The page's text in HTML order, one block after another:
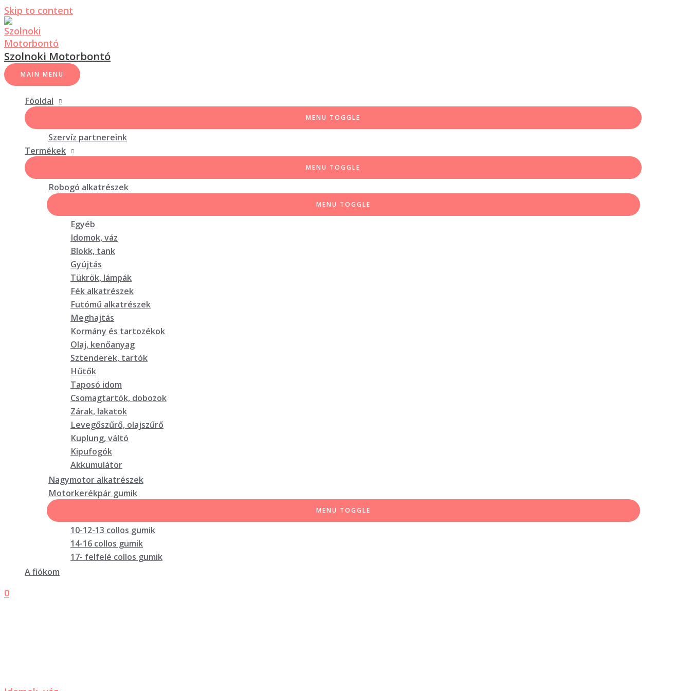
Skip to content
Szolnoki Motorbontó
MAIN MENU
Föoldal
MENU TOGGLE
Szervíz partnereink
Termékek
MENU TOGGLE
Robogó alkatrészek
MENU TOGGLE
Egyéb
Idomok, váz
Blokk, tank
Gyújtás
Tükrök, lámpák
Fék alkatrészek
Futómű alkatrészek
Meghajtás
Kormány és tartozékok
Olaj, kenőanyag
Sztenderek, tartók
Hűtők
Taposó idom
Csomagtartók, dobozok
Zárak, lakatok
Levegőszűrő, olajszűrő
Kuplung, váltó
Kipufogók
Akkumulátor
Nagymotor alkatrészek
Motorkerékpár gumik
MENU TOGGLE
10-12-13 collos gumik
14-16 collos gumik
17- felfelé collos gumik
A fiókom
0